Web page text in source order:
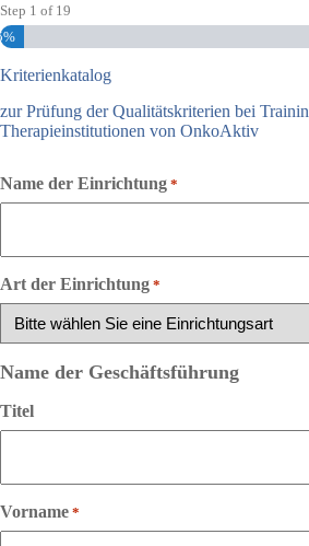
Step 1 of 19
Kriterienkatalog
zur Prüfung der Qualitätskriterien bei
Therapieinstitutionen von OnkoAktiv
Name der Einrichtung *
Art der Einrichtung *
Name der Geschäftsführung
Titel
Vorname *